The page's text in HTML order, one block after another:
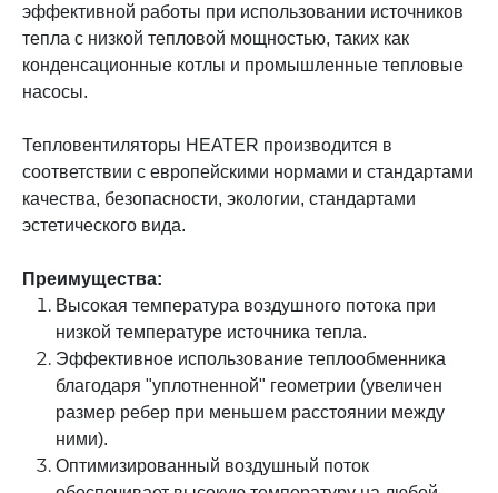
эффективной работы при использовании источников
тепла с низкой тепловой мощностью, таких как
конденсационные котлы и промышленные тепловые
насосы.
Тепловентиляторы HEATER производится в
соответствии с европейскими нормами и стандартами
качества, безопасности, экологии, стандартами
эстетического вида.
Преимущества:
Высокая температура воздушного потока при
низкой температуре источника тепла.
Эффективное использование теплообменника
благодаря "уплотненной" геометрии (увеличен
размер ребер при меньшем расстоянии между
ними).
Оптимизированный воздушный поток